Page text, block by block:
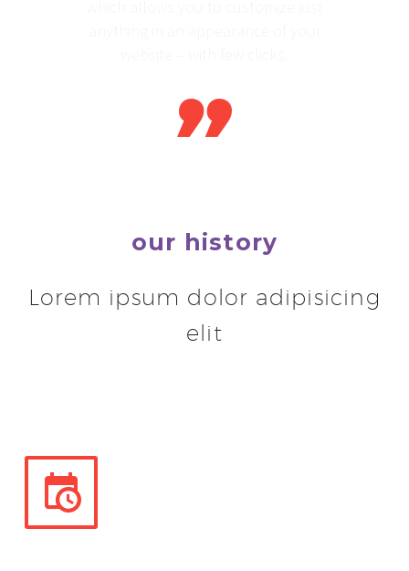

our history
Lorem ipsum dolor adipisicing
elit

